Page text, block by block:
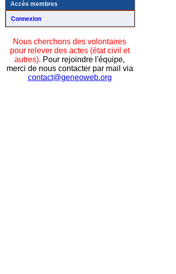
Accès membres
Connexion
Nous cherchons des volontaires
pour relever des actes (état civil et
autres). Pour rejoindre l'équipe,
merci de nous contacter par mail via
contact@geneoweb.org